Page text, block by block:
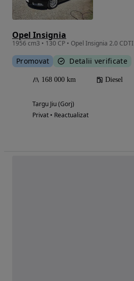
Opel Insignia
1956 cm3 • 130 CP • Opel Insignia 2.0 CDTI
Promovat Detalii verificate
168 000 km Diesel
Targu Jiu (Gorj)
Privat • Reactualizat